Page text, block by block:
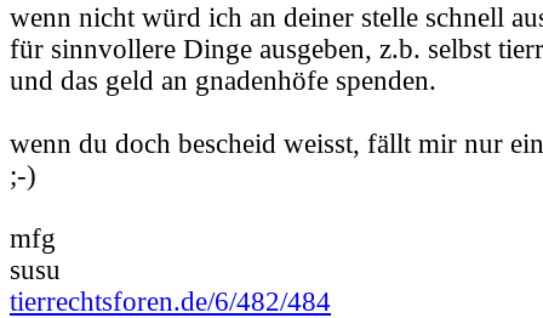
wenn nicht würd ich an deiner stelle schnell
für sinnvollere Dinge ausgeben, z.b. selbst
und das geld an gnadenhöfe spenden.
wenn du doch bescheid weisst, fällt mir nur
;-)
mfg
susu
tierrechtsforen.de/6/482/484